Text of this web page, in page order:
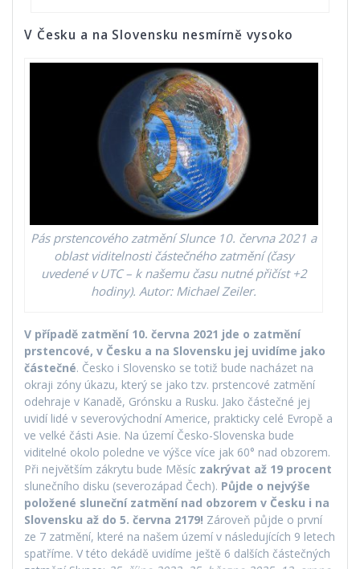
V Česku a na Slovensku nesmírně vysoko
Pás prstencového zatmění Slunce 10. června 2021 a
oblast viditelnosti částečného zatmění (časy
uvedené v UTC – k našemu času nutné přičíst +2
hodiny). Autor: Michael Zeiler.
V případě zatmění 10. června 2021 jde o zatmění
prstencové, v Česku a na Slovensku jej uvidíme jako
částečné. Česko i Slovensko se totiž bude nacházet na
okraji zóny úkazu, který se jako tzv. prstencové zatmění
odehraje v Kanadě, Grónsku a Rusku. Jako částečné jej
uvidí lidé v severovýchodní Americe, prakticky celé Evropě a
ve velké části Asie. Na území Česko-Slovenska bude
viditelné okolo poledne ve výšce více jak 60° nad obzorem.
Při největším zákrytu bude Měsíc zakrývat až 19 procent
slunečního disku (severozápad Čech). Půjde o nejvýše
položené sluneční zatmění nad obzorem v Česku i na
Slovensku až do 5. června 2179! Zároveň půjde o první
ze 7 zatmění, které na našem území v následujících 9 letech
spatříme. V této dekádě uvidíme ještě 6 dalších částečných